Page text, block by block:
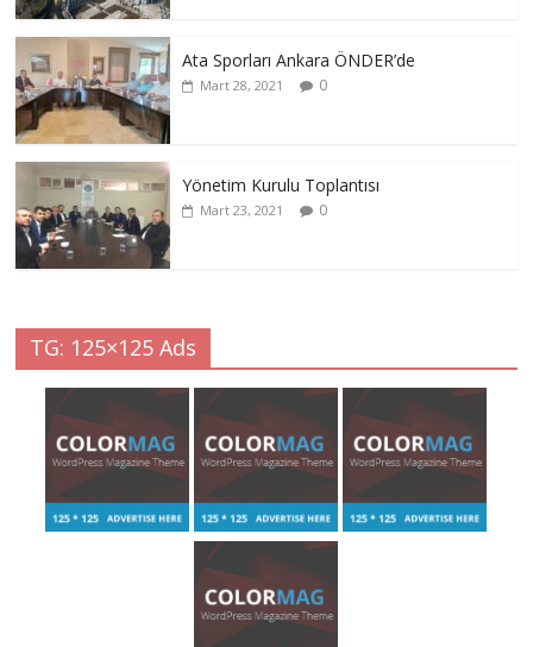
Ata Sporları Ankara ÖNDER’de
Mart 28, 2021 0
Yönetim Kurulu Toplantısı
Mart 23, 2021 0
TG: 125×125 Ads